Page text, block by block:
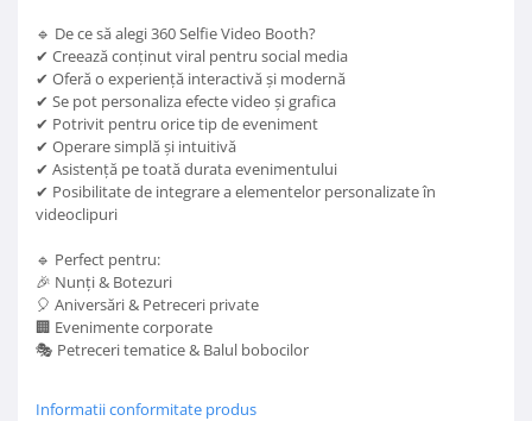
🔹 De ce să alegi 360 Selfie Video Booth?
✔ Creează conținut viral pentru social media
✔ Oferă o experiență interactivă și modernă
✔ Se pot personaliza efecte video și grafica
✔ Potrivit pentru orice tip de eveniment
✔ Operare simplă și intuitivă
✔ Asistență pe toată durata evenimentului
✔ Posibilitate de integrare a elementelor personalizate în
videoclipuri
🔹 Perfect pentru:
🎉 Nunți & Botezuri
🎈 Aniversări & Petreceri private
🏢 Evenimente corporate
🎭 Petreceri tematice & Balul bobocilor
Informatii conformitate produs